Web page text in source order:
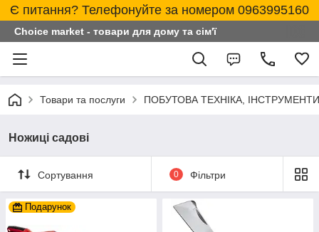
Є питання? Телефонуйте за номером 0963995160
Choice market - товари для дому та сім'ї
Товари та послуги ПОБУТОВА ТЕХНІКА,
Ножиці садові
Сортування 0 Фільтри
Подарунок